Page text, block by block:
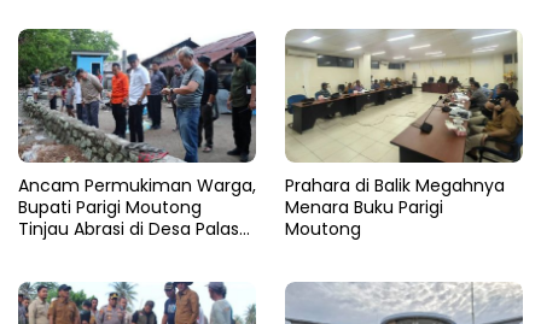
Ancam Permukiman Warga,
Bupati Parigi Moutong
Tinjau Abrasi di Desa Palasa
Prahara di Balik Megahnya
Menara Buku Parigi
Moutong